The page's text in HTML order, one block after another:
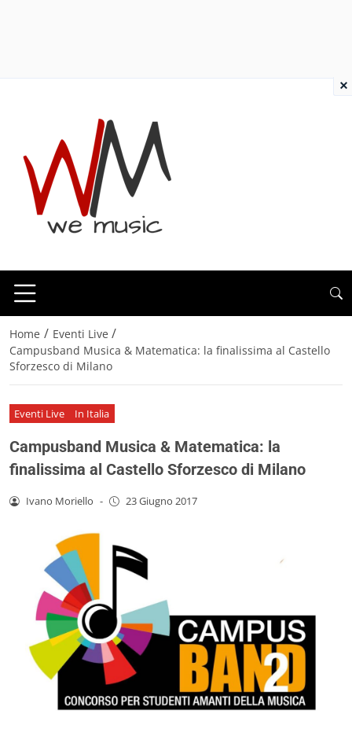
Home / Eventi Live /
Campusband Musica & Matematica: la finalissima al Castello
Sforzesco di Milano
Eventi Live In Italia
Campusband Musica & Matematica: la
finalissima al Castello Sforzesco di Milano
Ivano Moriello - 23 Giugno 2017
×